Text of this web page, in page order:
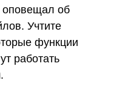
об
Учтите
функции
работать